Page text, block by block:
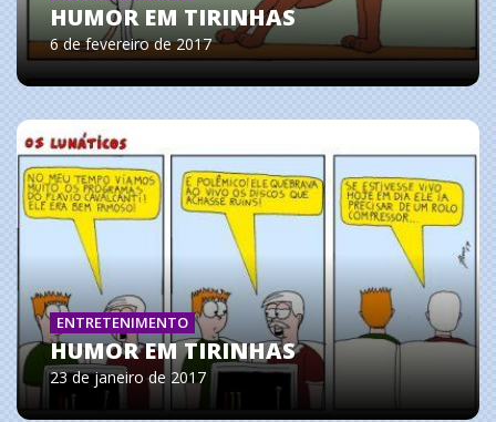
HUMOR EM TIRINHAS
6 de fevereiro de 2017
ENTRETENIMENTO
HUMOR EM TIRINHAS
23 de janeiro de 2017